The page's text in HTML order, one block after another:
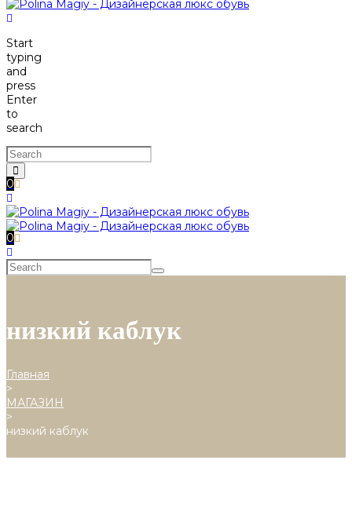
Start
typing
and
press
Enter
to
search
0
0
низкий каблук
Главная
>
МАГАЗИН
>
низкий каблук